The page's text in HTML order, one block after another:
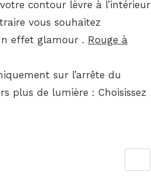
contour lèvre à l’intérieur
vous souhaitez
effet glamour . Rouge à
sur l’arrête du
plus de lumière : Choisissez